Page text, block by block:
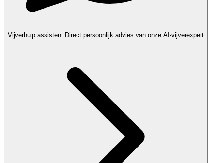
Vijverhulp assistent Direct persoonlijk advies van onze AI-vijverexpert